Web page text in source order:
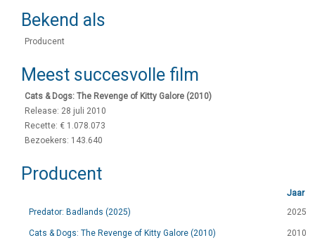
Bekend als
Producent
Meest succesvolle film
Cats & Dogs: The Revenge of Kitty Galore (2010)
Release: 28 juli 2010
Recette: € 1.078.073
Bezoekers: 143.640
Producent
Jaar
Predator: Badlands (2025)
2025
Cats & Dogs: The Revenge of Kitty Galore (2010) 2010